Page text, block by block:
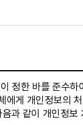
정한 바를 준수하
에게 개인정보의
과 같이 개인정보